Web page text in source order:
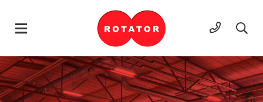
Hyppää sisältöön